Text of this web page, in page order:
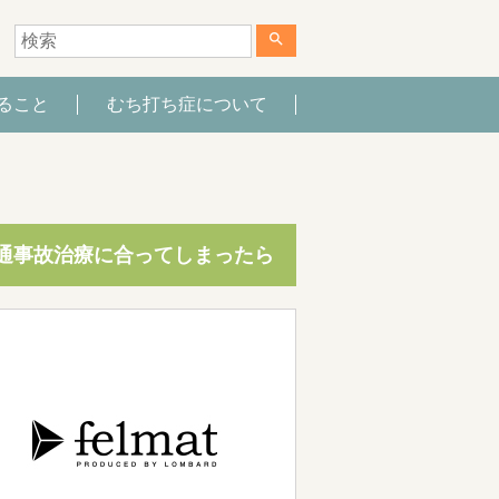
search
こと むち打ち症について
事故治療に合ってしまったら